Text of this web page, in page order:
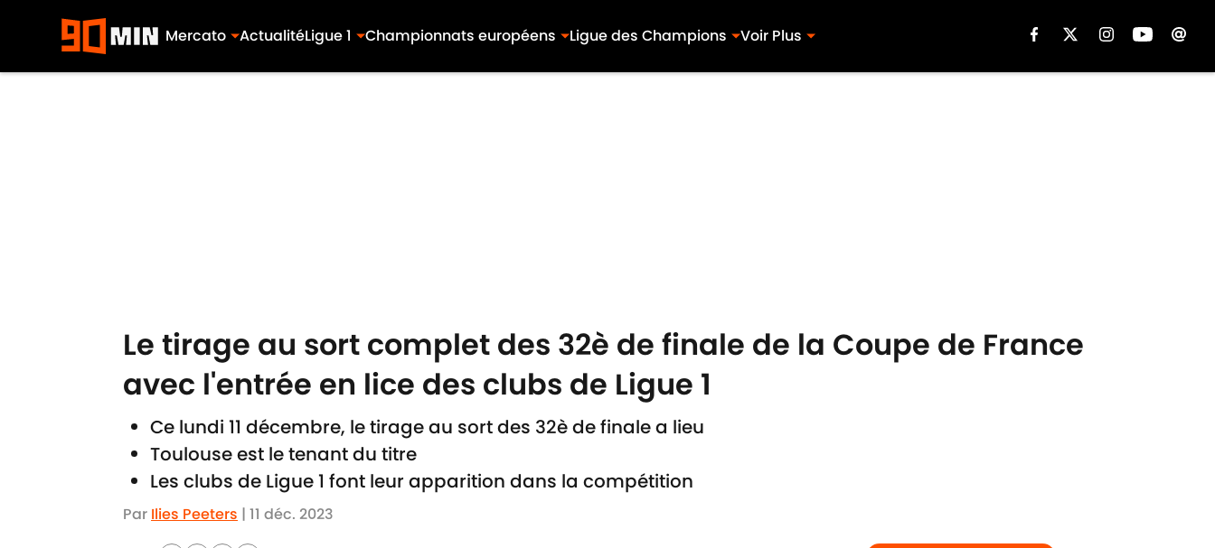
Mercato ActualitéLigue 1 Championnats européens Ligue des Champions Voir Plus
Le tirage au sort complet des 32è de finale de la Coupe de France
avec l'entrée en lice des clubs de Ligue 1
Ce lundi 11 décembre, le tirage au sort des 32è de finale a lieu
Toulouse est le tenant du titre
Les clubs de Ligue 1 font leur apparition dans la compétition
Par Ilies Peeters | 11 déc. 2023